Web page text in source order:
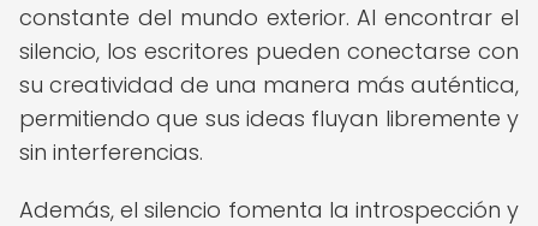
constante del mundo exterior. Al encontrar el
silencio, los escritores pueden conectarse con
su creatividad de una manera más auténtica,
permitiendo que sus ideas fluyan libremente y
sin interferencias.
Además, el silencio fomenta la introspección y